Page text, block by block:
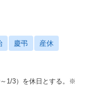
慶弔 産休
1/3）を休日とする。※